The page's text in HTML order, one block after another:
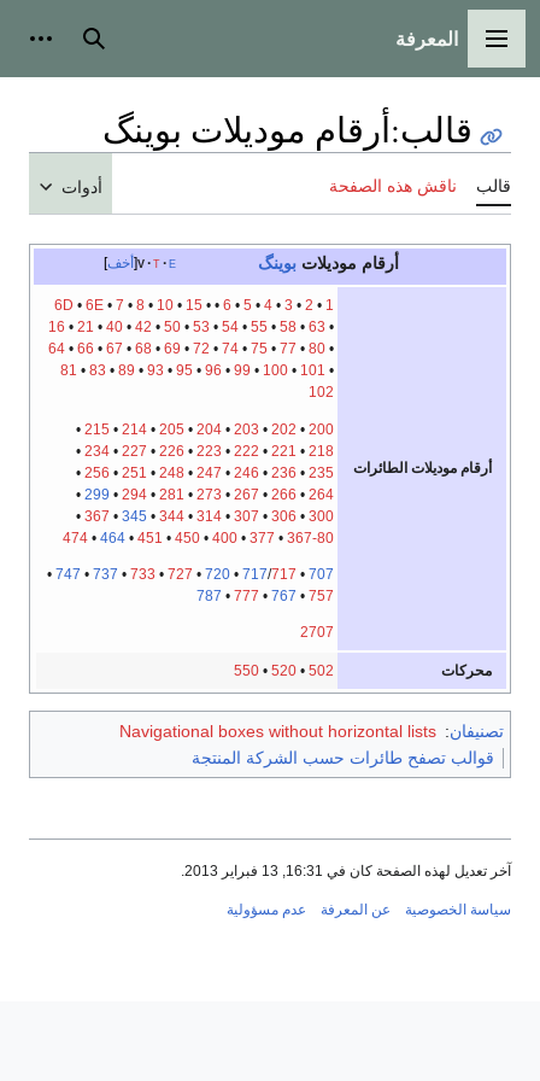
القائمة الرئيسية
المعرفة بحث
قالب:أرقام موديلات بوينگ
قالب ناقش هذه الصفحة أدوات
أخف v t e أرقام موديلات بوينگ
أرقام موديلات الطائرات
1
•
2
•
3
•
4
•
5
•
6
•
6D • 6E• 7 • 8• 10• 15 •
16 • 21 • 40• 42 • 50• 53 • 54• 55 • 58• 63 •
64• 66 • 67 • 68• 69 • 72 • 74• 75 • 77 • 80•
81 • 83 • 89 • 93 • 95 • 96 • 99 • 100• 101 •
102
200
•
202
•
203
•
204
•
205
•
214
•
215
•
218
•
221
•
222
•
223
•
226
•
227
•
234
•
235
•
236
•
246
•
247
•
248
•
251
•
256
•
264
•
266
•
267
•
273
•
281
•
294
•
299
•
300
•
306
•
307
•
314
•
344
•
345
•
367
•
367-80
•
377
•
400
•
450
•
451
•
464
•
474
707
•
717/717
•
720
•
727
•
733
•
737
•
747
•
757
•
767
•
777
•
787
2707
محركات 502
•
520
•
550
تصنيفان:
Navigational boxes without horizontal lists
قوالب تصفح طائرات حسب الشركة المنتجة
آخر تعديل لهذه الصفحة كان في 16:31, 13 فبراير 2013.
سياسة الخصوصية عن المعرفة عدم مسؤولية